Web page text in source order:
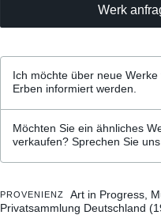
Werk
Ich möchte über neue Werke
Erben informiert werden.
Möchten Sie ein ähnliches
verkaufen? Sprechen Sie
PROVENIENZ
Art in Progress,
Privatsammlung Deutschland